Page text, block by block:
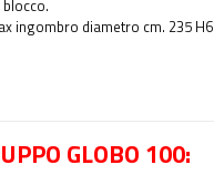
ingombro diametro cm. 235
GLOBO 100: